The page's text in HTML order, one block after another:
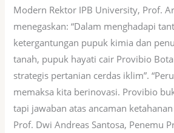
Modern Rektor IPB University, Prof.
menegaskan: “Dalam menghadapi
ketergantungan pupuk kimia dan
tanah, pupuk hayati cair Provibio
strategis pertanian cerdas iklim”.
memaksa kita berinovasi. Provibio
tapi jawaban atas ancaman
Prof. Dwi Andreas Santosa, Penemu